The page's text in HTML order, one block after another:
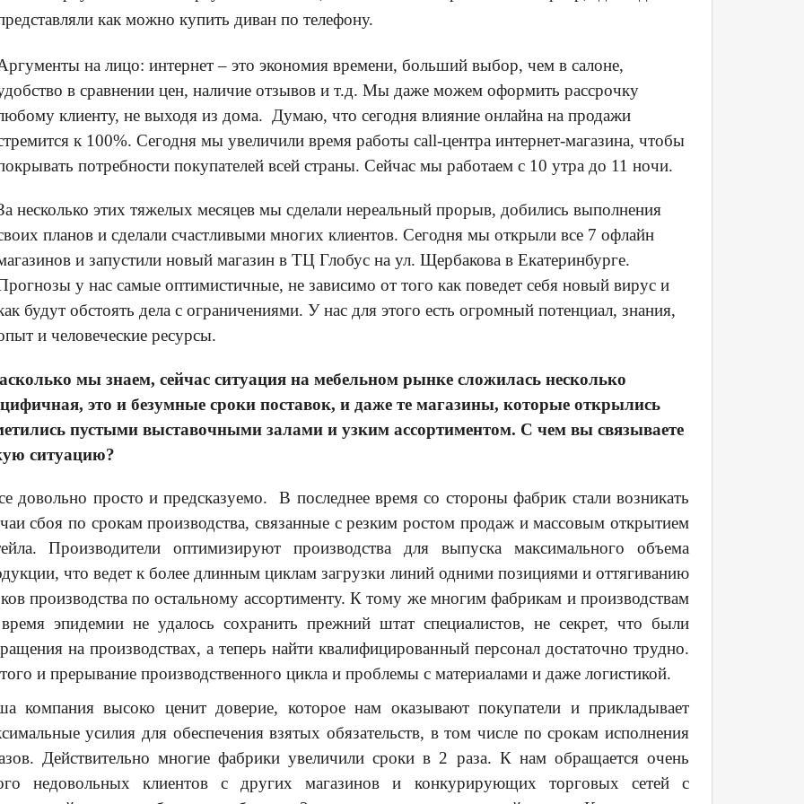
как можно купить диван по телефону.
на лицо: интернет – это экономия времени, больший выбор, чем в салоне,
в сравнении цен, наличие отзывов и т.д. Мы даже можем оформить рассрочку
клиенту, не выходя из дома. Думаю, что сегодня влияние онлайна на продажи
к 100%.Сегодня мы увеличили время работы call-центра интернет-магазина, чтобы
потребности покупателей всей страны. Сейчас мы работаем с 10 утра до 11 ночи.
несколько этих тяжелых месяцев мы сделали нереальный прорыв, добились выполнения
планов и сделали счастливыми многих клиентов. Сегодня мы открыли все 7 офлайн
и запустили новый магазин в ТЦ Глобус на ул. Щербакова в Екатеринбурге.
у нас самые оптимистичные, не зависимо от того как поведет себя новый вирус и
будут обстоять дела с ограничениями. У нас для этого есть огромный потенциал, знания,
и человеческие ресурсы.
мы знаем, сейчас ситуация на мебельном рынке сложилась несколько
это и безумные сроки поставок, и даже те магазины, которые открылись
пустыми выставочными залами и узким ассортиментом. С чем вы связываете
ситуацию?
довольно просто и предсказуемо. В последнее время со стороны фабрик стали возникать
сбоя по срокам производства, связанные с резким ростом продаж и массовым открытием
Производители оптимизируют производства для выпуска максимального объема
что ведет к более длинным циклам загрузки линий одними позициями и оттягиванию
производства по остальному ассортименту. К тому же многим фабрикам и производствам
эпидемии не удалось сохранить прежний штат специалистов, не секрет, что были
на производствах, а теперь найти квалифицированный персонал достаточно трудно.
и прерывание производственного цикла и проблемы с материалами и даже логистикой.
компания высоко ценит доверие, которое нам оказывают покупатели и прикладывает
усилия для обеспечения взятых обязательств, в том числе по срокам исполнения
Действительно многие фабрики увеличили сроки в 2 раза. К нам обращается очень
недовольных клиентов с других магазинов и конкурирующих торговых сетей с